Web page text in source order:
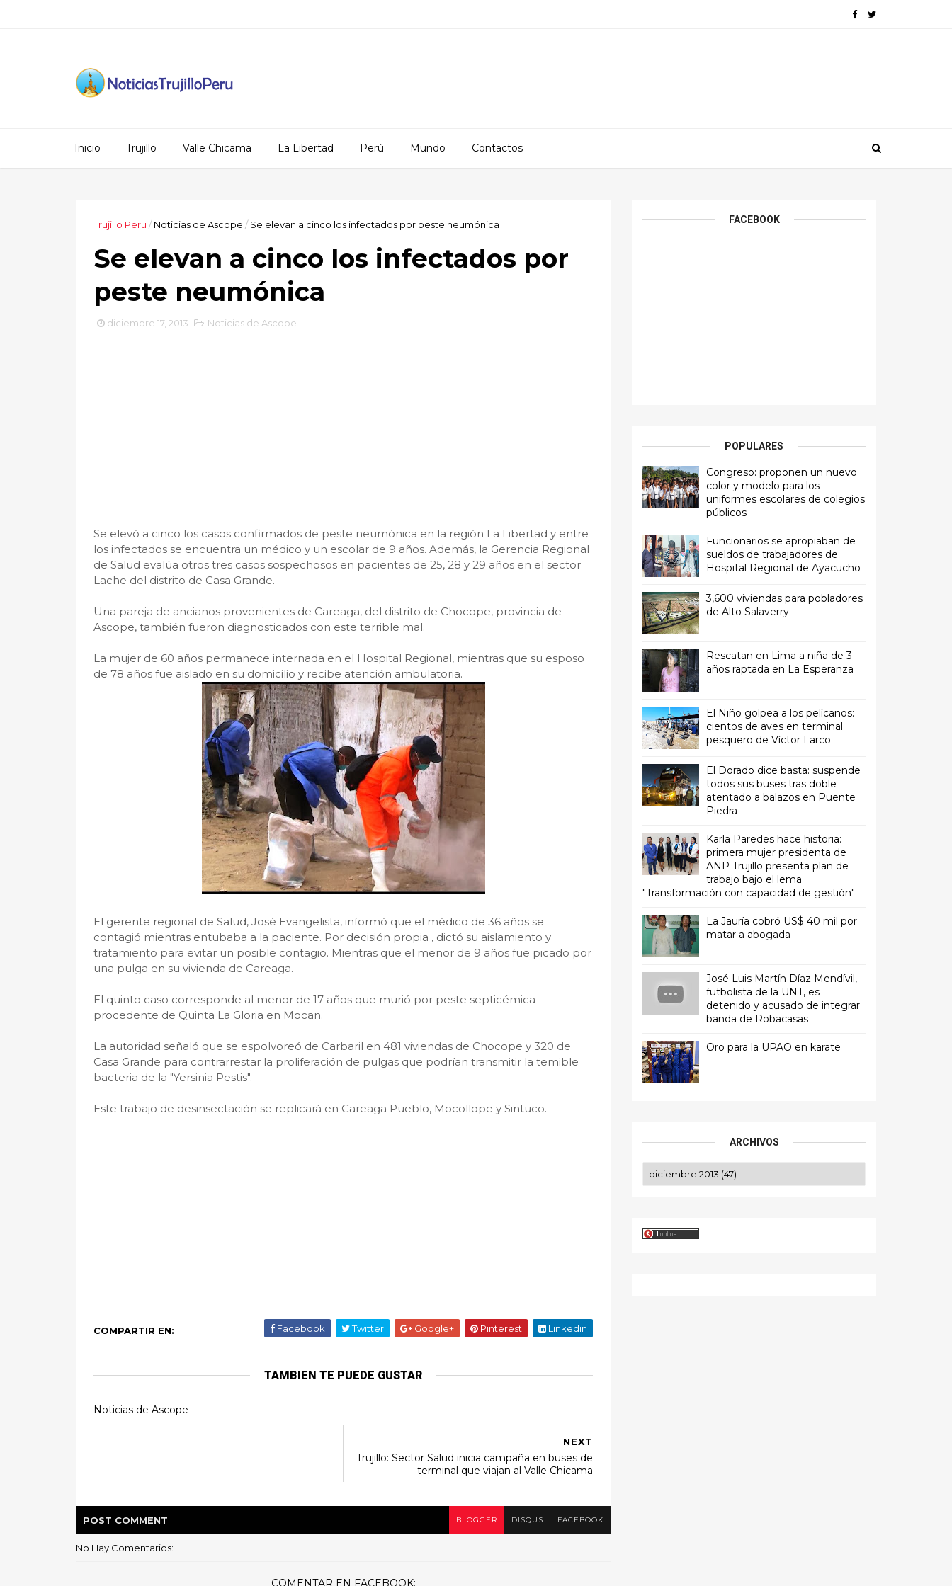
Inicio Trujillo Valle Chicama La Libertad Perú Mundo Contactos
Trujillo Peru / Noticias de Ascope / Se elevan a cinco los infectados por peste neumónica
Se elevan a cinco los infectados por
peste neumónica
diciembre 17, 2013 Noticias de Ascope
Se elevó a cinco los casos confirmados de peste neumónica en la región La Libertad y entre
los infectados se encuentra un médico y un escolar de 9 años. Además, la Gerencia Regional
de Salud evalúa otros tres casos sospechosos en pacientes de 25, 28 y 29 años en el sector
Lache del distrito de Casa Grande.
Una pareja de ancianos provenientes de Careaga, del distrito de Chocope, provincia de
Ascope, también fueron diagnosticados con este terrible mal.
La mujer de 60 años permanece internada en el Hospital Regional, mientras que su esposo
de 78 años fue aislado en su domicilio y recibe atención ambulatoria.
El gerente regional de Salud, José Evangelista, informó que el médico de 36 años se
contagió mientras entubaba a la paciente. Por decisión propia , dictó su aislamiento y
tratamiento para evitar un posible contagio. Mientras que el menor de 9 años fue picado por
una pulga en su vivienda de Careaga.
El quinto caso corresponde al menor de 17 años que murió por peste septicémica
procedente de Quinta La Gloria en Mocan.
La autoridad señaló que se espolvoreó de Carbaril en 481 viviendas de Chocope y 320 de
Casa Grande para contrarrestar la proliferación de pulgas que podrían transmitir la temible
bacteria de la "Yersinia Pestis".
Este trabajo de desinsectación se replicará en Careaga Pueblo, Mocollope y Sintuco.
COMPARTIR EN: Facebook Twitter Google+ Pinterest Linkedin
TAMBIEN TE PUEDE GUSTAR
Noticias de Ascope
NEXT
Trujillo: Sector Salud inicia campaña en buses de
terminal que viajan al Valle Chicama
POST COMMENT BLOGGER DISQUS FACEBOOK
No Hay Comentarios:
COMENTAR EN FACEBOOK:
FACEBOOK
POPULARES
Congreso: proponen un nuevo
color y modelo para los
uniformes escolares de colegios
públicos
Funcionarios se apropiaban de
sueldos de trabajadores de
Hospital Regional de Ayacucho
3,600 viviendas para pobladores
de Alto Salaverry
Rescatan en Lima a niña de 3
años raptada en La Esperanza
El Niño golpea a los pelícanos:
cientos de aves en terminal
pesquero de Víctor Larco
El Dorado dice basta: suspende
todos sus buses tras doble
atentado a balazos en Puente
Piedra
Karla Paredes hace historia:
primera mujer presidenta de
ANP Trujillo presenta plan de
trabajo bajo el lema
"Transformación con capacidad de gestión"
La Jauría cobró US$ 40 mil por
matar a abogada
José Luis Martín Díaz Mendívil,
futbolista de la UNT, es
detenido y acusado de integrar
banda de Robacasas
Oro para la UPAO en karate
ARCHIVOS